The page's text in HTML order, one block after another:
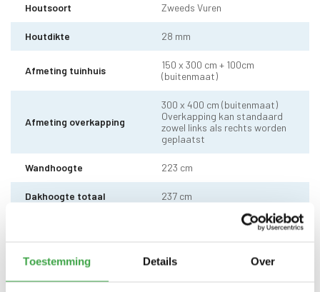
Toestemming Details Over
Houtsoort Zweeds Vuren
Houtdikte 28 mm
Afmeting tuinhuis
150 x 300 cm + 100cm
(buitenmaat)
Afmeting overkapping
300 x 400 cm (buitenmaat)
Overkapping kan standaard
zowel links als rechts worden
geplaatst
Wandhoogte 223 cm
Dakhoogte totaal 237 cm
10 x 10 cm - 3 stuks incl.
Dakhout 18 mm dakhout